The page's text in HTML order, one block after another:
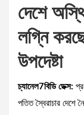
দেশে
লগ্নি
উপদেষ্টা
চ্যানেল7বিডি ডেক্স:
পতিত স্বৈরাচার দেশে